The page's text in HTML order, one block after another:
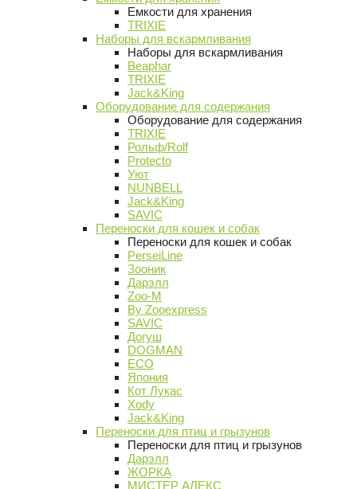
Емкости для хранения
TRIXIE
Наборы для вскармливания
Наборы для вскармливания
Beaphar
TRIXIE
Jack&King
Оборудование для содержания
Оборудование для содержания
TRIXIE
Рольф/Rolf
Protecto
Уют
NUNBELL
Jack&King
SAVIC
Переноски для кошек и собак
Переноски для кошек и собак
PerseiLine
Зооник
Дарэлл
Zoo-M
By Zooexpress
SAVIC
Догуш
DOGMAN
ECO
Япония
Кот Лукас
Xody
Jack&King
Переноски для птиц и грызунов
Переноски для птиц и грызунов
Дарэлл
ЖОРКА
МИСТЕР АЛЕКС